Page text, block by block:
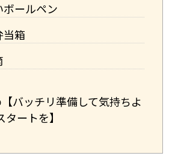
ボールペン
当箱
バッチリ準備して気持ちよ
ートを】